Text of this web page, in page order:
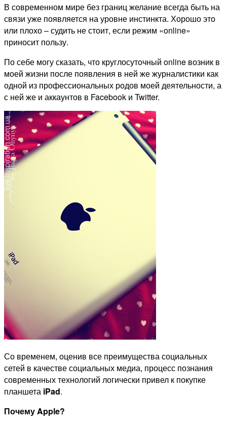
В современном мире без границ желание всегда быть на
связи уже появляется на уровне инстинкта. Хорошо это
или плохо – судить не стоит, если режим «online»
приносит пользу.
По себе могу сказать, что круглосуточный online возник в
моей жизни после появления в ней же журналистики как
одной из профессиональных родов моей деятельности, а
с ней же и аккаунтов в Facebook и Twitter.
Со временем, оценив все преимущества социальных
сетей в качестве социальных медиа, процесс познания
современных технологий логически привел к покупке
планшета iPad.
Почему Apple?